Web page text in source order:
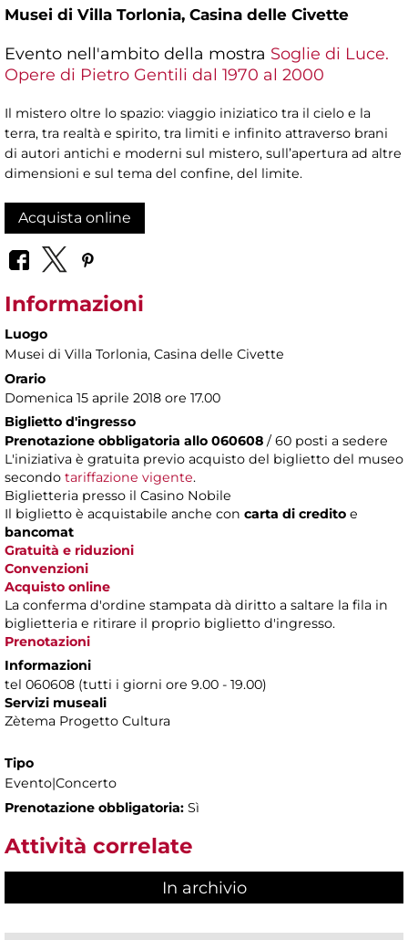
Musei di Villa Torlonia, Casina delle Civette
Evento nell'ambito della mostra Soglie di Luce.
Opere di Pietro Gentili dal 1970 al 2000
Il mistero oltre lo spazio: viaggio iniziatico tra il cielo e la
terra, tra realtà e spirito, tra limiti e infinito attraverso brani
di autori antichi e moderni sul mistero, sull’apertura ad altre
dimensioni e sul tema del confine, del limite.
Acquista online
Informazioni
Luogo
Musei di Villa Torlonia, Casina delle Civette
Orario
Domenica 15 aprile 2018 ore 17.00
Biglietto d'ingresso
Prenotazione obbligatoria allo 060608 / 60 posti a sedere
L'iniziativa è gratuita previo acquisto del biglietto del museo
secondo tariffazione vigente.
Biglietteria presso il Casino Nobile
Il biglietto è acquistabile anche con carta di credito e
bancomat
Gratuità e riduzioni
Convenzioni
Acquisto online
La conferma d'ordine stampata dà diritto a saltare la fila in
biglietteria e ritirare il proprio biglietto d'ingresso.
Prenotazioni
Informazioni
tel 060608 (tutti i giorni ore 9.00 - 19.00)
Servizi museali
Zètema Progetto Cultura
Tipo
Evento|Concerto
Prenotazione obbligatoria: Sì
Attività correlate
In archivio